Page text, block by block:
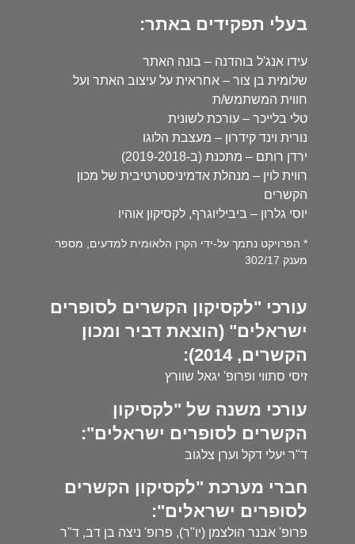
בעלי תפקידים באתר:
עידו אנג'ל בוהדנה – בונה האתר
שלומית בן צור – אחראית על עיצוב האתר ועל
חווית המשתמש/ת
טלי בלייכר – עורכת לשונית
נורית וינד קידרון – מעצבת הלוגו
ירדן רותם – מתכנת (ב-2019-2018)
רווית לוין – מנהלת אדמיניסטרטיבית של מכון
הקשרים
יוסי גלרון – ביביליוגרף, לקסיקון אוהיו
* הפרויקט נתמך על-ידי הקרן הלאומית למדעים, מספר
מענק 302/17
עורכי "לקסיקון הקשרים לסופרים
ישראלים" (הוצאת דביר ומכון
הקשרים, 2014):
זיסי סתווי ופרופ' יגאל שוורץ
עורכי משנה של "לקסיקון
הקשרים לסופרים ישראלים":
ד"ר יעלי דקל וערן צלגוב
חברי מערכת "לקסיקון הקשרים
לסופרים ישראלים":
פרופ' אבנר הולצמן (יו"ר), פרופ' ניצה בן דב, ד"ר